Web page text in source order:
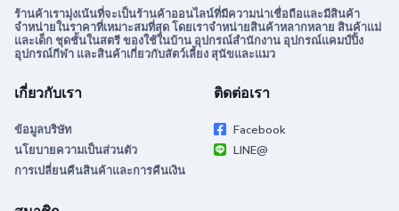
ร้านค้าเรามุ่งเน้นที่จะเป็นร้านค้าออนไลน์ที่มีความน่าเชื่อถือและมีสินค้า
จำหน่ายในราคาที่เหมาะสมที่สุด โดยเราจำหน่ายสินค้าหลากหลาย สินค้าแม่
และเด็ก ชุดชั้นในสตรี ของใช้ในบ้าน อุปกรณ์สำนักงาน อุปกรณ์แคมป์ปิ้ง
อุปกรณ์กีฬา และสินค้าเกี่ยวกับสัตว์เลี้ยง สุนัขและแมว
เกี่ยวกับเรา
ข้อมูลบริษัท
นโยบายความเป็นส่วนตัว
การเปลี่ยนคืนสินค้าและการคืนเงิน
ติดต่อเรา
Facebook
LINE@